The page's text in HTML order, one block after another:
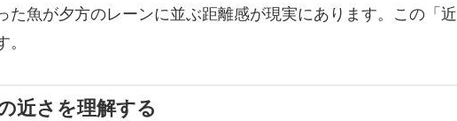
た魚が夕方のレーンに並ぶ距離感が現実にあります。この「近
近さを理解する